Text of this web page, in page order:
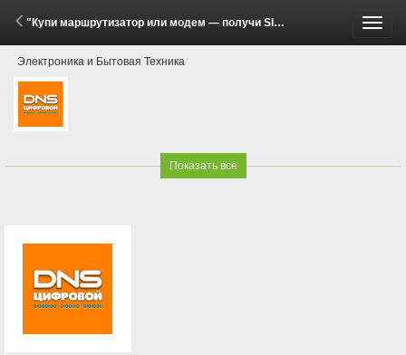
"Купи маршрутизатор или модем — получи SIM-карту!" (12 Мая - 1 Июля 2026)
Электроника и Бытовая Техника
Показать все